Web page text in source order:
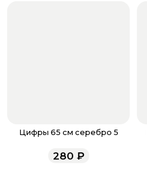
Цифры 65 см серебро 5
280 ₽